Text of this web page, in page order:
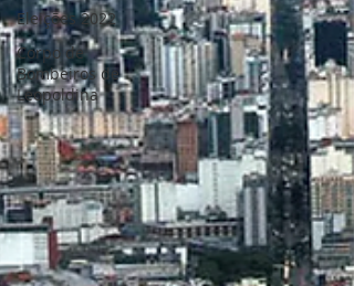
Eleições 2022
Corpo de
Bombeiros de
Leopoldina